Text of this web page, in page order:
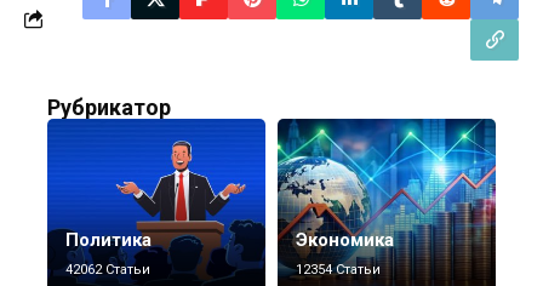
Рубрикатор
Политика
42062 Статьи
Экономика
12354 Статьи